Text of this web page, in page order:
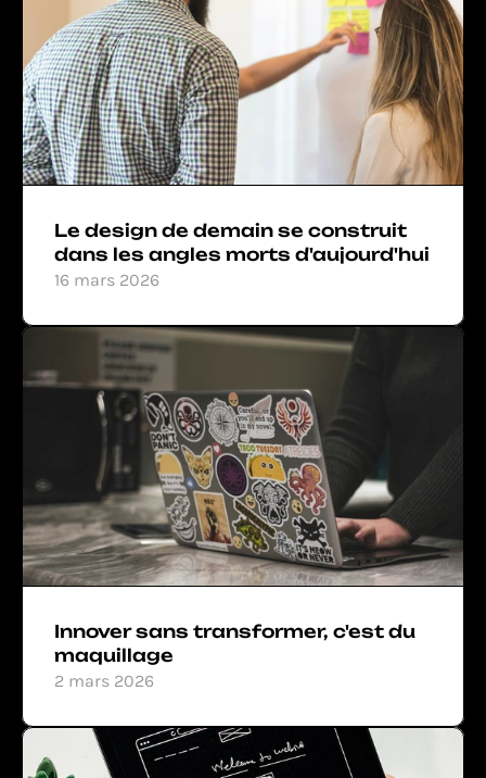
Le design de demain se construit
dans les angles morts d'aujourd'hui
16 mars 2026
Innover sans transformer, c'est du
maquillage
2 mars 2026